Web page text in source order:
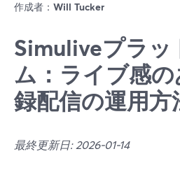
作成者： Will Tucker
Simuliveプラッ
ム：ライブ感
録配信の運用方
最終更新日: 2026-01-14